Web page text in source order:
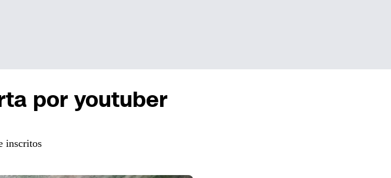
por youtuber
inscritos